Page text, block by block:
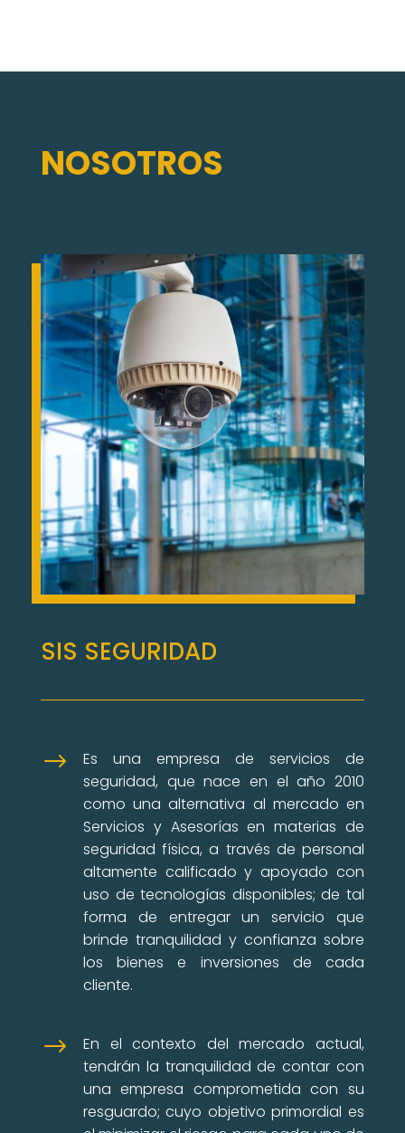
NOSOTROS
SIS SEGURIDAD
$
Es una empresa de servicios de
seguridad, que nace en el año 2010
como una alternativa al mercado en
Servicios y Asesorías en materias de
seguridad física, a través de personal
altamente calificado y apoyado con
uso de tecnologías disponibles; de tal
forma de entregar un servicio que
brinde tranquilidad y confianza sobre
los bienes e inversiones de cada
cliente.
$
En el contexto del mercado actual,
tendrán la tranquilidad de contar con
una empresa comprometida con su
resguardo; cuyo objetivo primordial es